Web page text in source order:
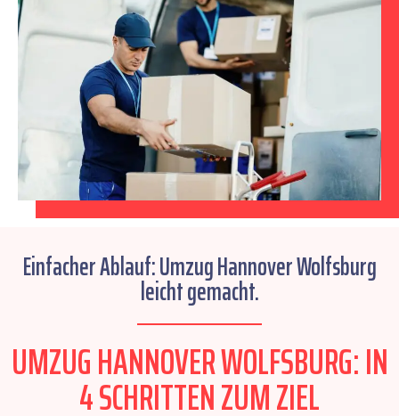
Einfacher Ablauf: Umzug Hannover Wolfsburg
leicht gemacht.
UMZUG HANNOVER WOLFSBURG: IN
4 SCHRITTEN ZUM ZIEL